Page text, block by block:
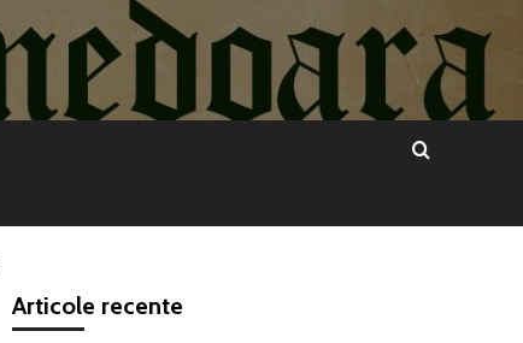
Articole recente